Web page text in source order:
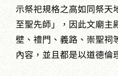
示祭祀規格之高如同祭天
至聖先師」，因此文廟主
壁、禮門、義路、崇聖祠
內容，並且都是以道德倫